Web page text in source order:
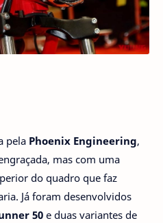
pela Phoenix Engineering,
mas com uma
do quadro que faz
Já foram desenvolvidos
50e duas variantes de